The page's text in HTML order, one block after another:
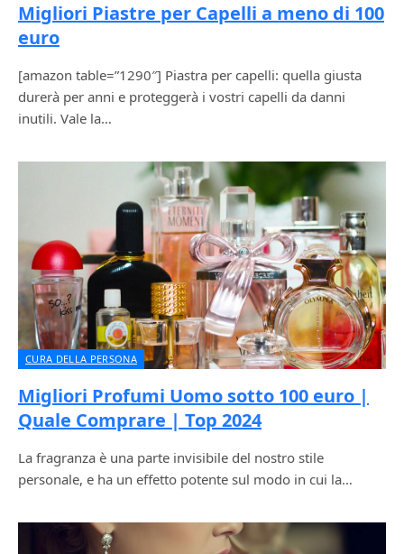
Migliori Piastre per Capelli a meno di 100
euro
[amazon table=”1290″] Piastra per capelli: quella giusta
durerà per anni e proteggerà i vostri capelli da danni
inutili. Vale la…
CURA DELLA PERSONA
Migliori Profumi Uomo sotto 100 euro |
Quale Comprare | Top 2024
La fragranza è una parte invisibile del nostro stile
personale, e ha un effetto potente sul modo in cui la…